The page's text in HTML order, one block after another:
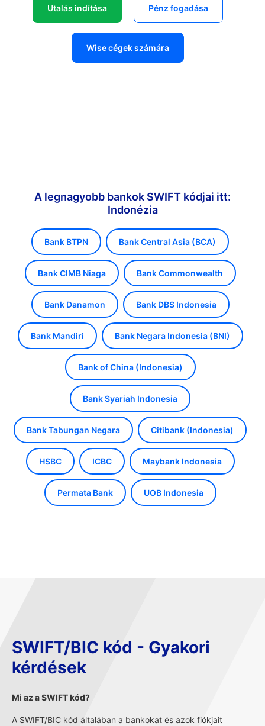
Utalás indítása Pénz fogadása
Wise cégek számára
A legnagyobb bankok SWIFT kódjai itt:
Indonézia
Bank BTPN Bank Central Asia (BCA)
Bank CIMB Niaga Bank Commonwealth
Bank Danamon Bank DBS Indonesia
Bank Mandiri Bank Negara Indonesia (BNI)
Bank of China (Indonesia)
Bank Syariah Indonesia
Bank Tabungan Negara Citibank (Indonesia)
HSBC ICBC Maybank Indonesia
Permata Bank UOB Indonesia
SWIFT/BIC kód - Gyakori
kérdések
Mi az a SWIFT kód?
A SWIFT/BIC kód általában a bankokat és azok fiókjait